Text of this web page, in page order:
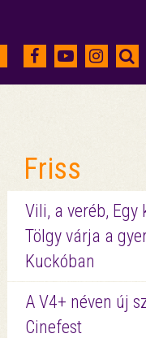
Friss
Vili, a veréb,
Tölgy várja a
Kuckóban
A V4+ néven új
Cinefest